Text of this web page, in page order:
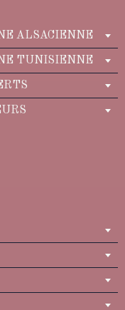
ALSACIENNE
TUNISIENNE